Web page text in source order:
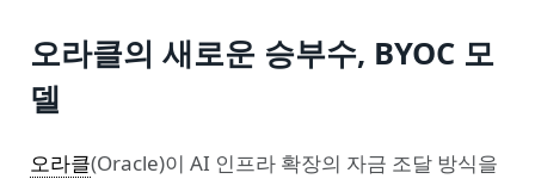
오라클의 새로운 승부수, BYOC 모
델
오라클(Oracle)이 AI 인프라 확장의 자금 조달 방식을